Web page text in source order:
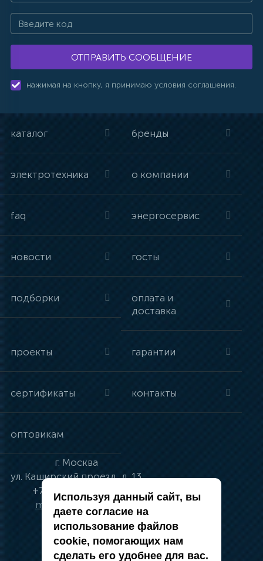
ОТПРАВИТЬ СООБЩЕНИЕ
нажимая на кнопку, я принимаю условия соглашения.
каталог бренды
электротехника о компании
faq энергосервис
новости госты
подборки
оплата и
доставка
проекты гарантии
сертификаты контакты
оптовикам
г. Москва
ул. Каширский проезд, д. 13
+7 (495) 134-41-83
moskva@vincci.ru
Используя данный сайт, вы
даете согласие на
использование файлов
cookie, помогающих нам
сделать его удобнее для вас.